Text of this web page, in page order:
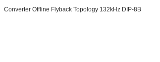
Converter Offline Flyback Topology 132kHz DIP-8B